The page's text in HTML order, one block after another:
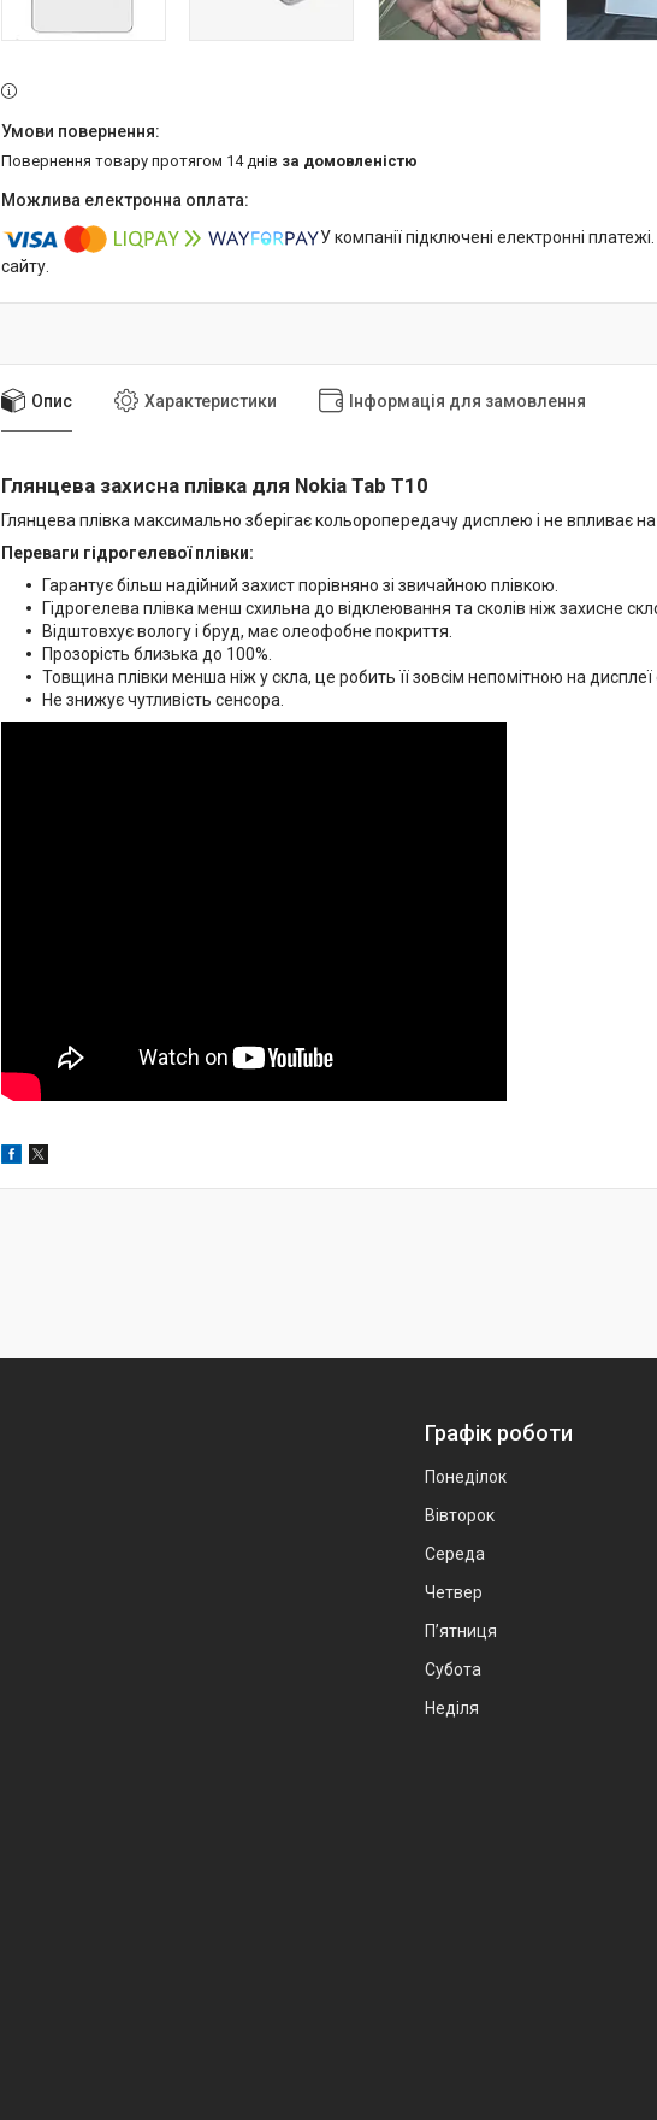
повернення товару протягом 14 днів за домовленістю
У компанії підключені електронні
сайту.
Опис Характеристики Інформація для замовлення
Глянцева захисна плівка для Nokia Tab T10
Глянцева плівка максимально зберігає кольоропередачу дисплею і не впливає
Переваги гідрогелевої плівки:
Гарантує більш надійний захист порівняно зі звичайною плівкою.
Гідрогелева плівка менш схильна до відклеювання та сколів ніж захисне
Відштовхує вологу і бруд, має олеофобне покриття.
Прозорість близька до 100%.
Товщина плівки менша ніж у скла, це робить її зовсім непомітною на
Не знижує чутливість сенсора.
Графік роботи
Понеділок
Вівторок
Середа
Четвер
Пʼятниця
Субота
Неділя